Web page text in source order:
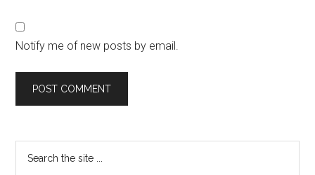
Notify me of new posts by email.